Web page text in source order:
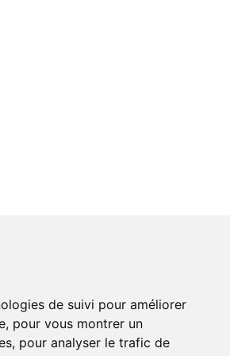
de suivi pour améliorer
pour vous montrer un
pour analyser le trafic de